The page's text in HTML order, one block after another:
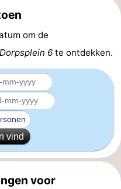
om de
Dorpsplein 6 te ontdekken.
vind
voor